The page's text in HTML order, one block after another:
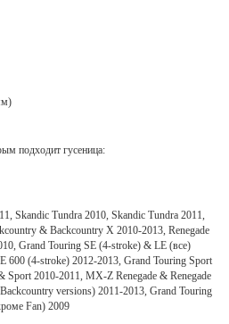
подходит гусеница:
Skandic Tundra 2010, Skandic Tundra 2011,
& Backcountry X 2010-2013, Renegade
Grand Touring SE (4-stroke) & LE (все)
600 (4-stroke) 2012-2013, Grand Touring Sport
2010-2011, MX-Z Renegade & Renegade
versions) 2011-2013, Grand Touring
Fan) 2009